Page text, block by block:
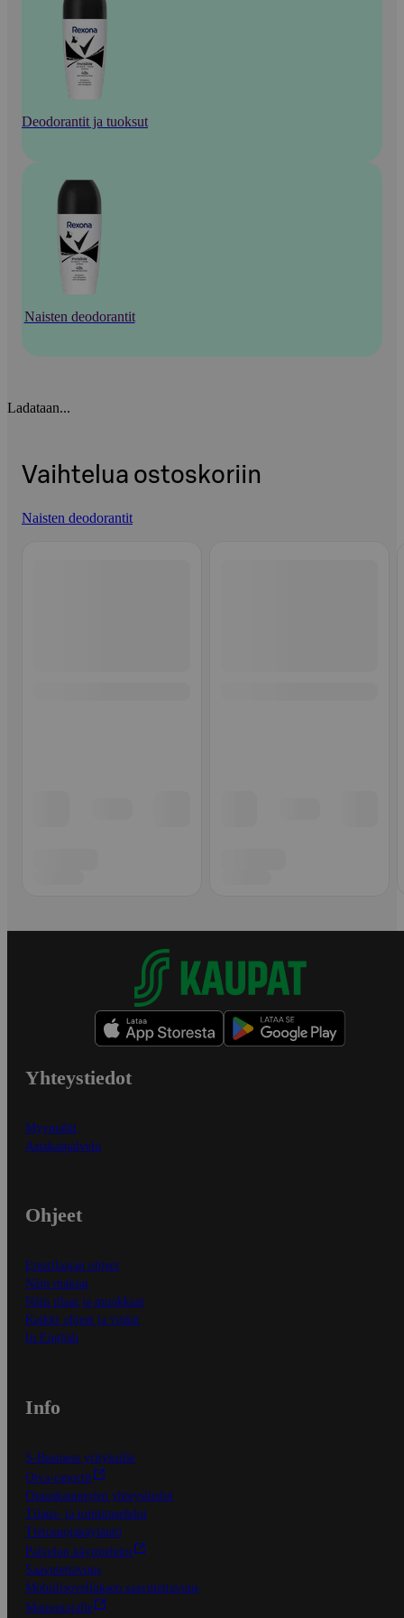
Deodorantit ja tuoksut
Naisten deodorantit
Ladataan...
Vaihtelua ostoskoriin
Naisten deodorantit
Yhteystiedot
Myymälät
Asiakaspalvelu
Ohjeet
Ensitilaajan ohjeet
Näin maksat
Näin tilaat ja muokkaat
Kaikki ohjeet ja vinkit
In English
Info
S-Business yrityksille
Oiva-raportit
Osuuskauppojen yhteystiedot
Tilaus- ja toimitusehdot
Tietosuojakäytäntö
Palvelun käyttöehdot
Saavutettavuus
Mobiilisovelluksen saavutettavuus
Mainostajalle